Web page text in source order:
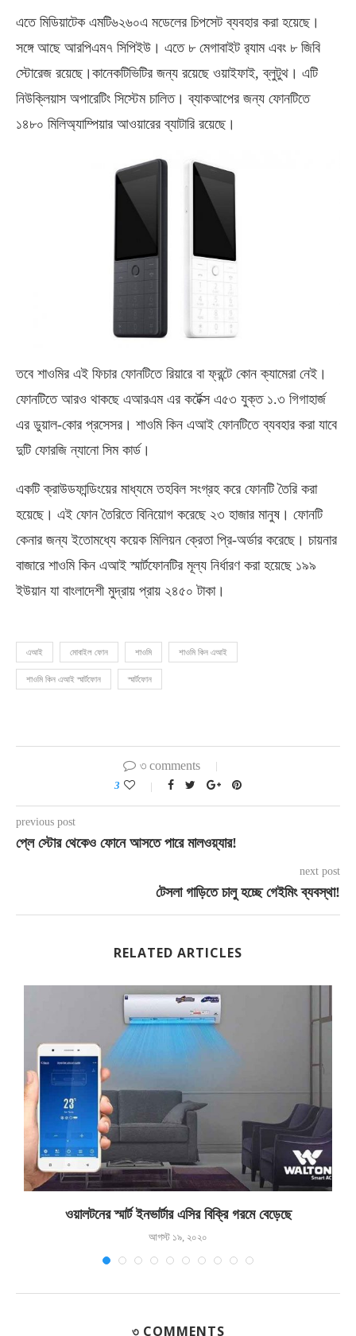
এতে মিডিয়াটেক এমটি৬২৬০এ মডেলের চিপসেট ব্যবহার করা হয়েছে।
সঙ্গে আছে আরপিএম৭ সিপিইউ। এতে ৮ মেগাবাইট র‌্যাম এবং ৮ জিবি
স্টোরেজ রয়েছে।কানেকটিভিটির জন্য রয়েছে ওয়াইফাই, ব্লুটুথ। এটি
নিউক্লিয়াস অপারেটিং সিস্টেম চালিত। ব্যাকআপের জন্য ফোনটিতে
১৪৮০ মিলিঅ্যাম্পিয়ার আওয়ারের ব্যাটারি রয়েছে।
তবে শাওমির এই ফিচার ফোনটিতে রিয়ারে বা ফ্রন্টে কোন ক্যামেরা নেই।
ফোনটিতে আরও থাকছে এআরএম এর কর্টেক্স এ৫৩ যুক্ত ১.৩ গিগাহার্জ
এর ডুয়াল-কোর প্রসেসর। শাওমি কিন এআই ফোনটিতে ব্যবহার করা যাবে
দুটি ফোরজি ন্যানো সিম কার্ড।
একটি ক্রাউডফান্ডিংয়ের মাধ্যমে তহবিল সংগ্রহ করে ফোনটি তৈরি করা
হয়েছে। এই ফোন তৈরিতে বিনিয়োগ করেছে ২৩ হাজার মানুষ। ফোনটি
কেনার জন্য ইতোমধ্যে কয়েক মিলিয়ন ক্রেতা প্রি-অর্ডার করেছে। চায়নার
বাজারে শাওমি কিন এআই স্মার্টফোনটির মূল্য নির্ধারণ করা হয়েছে ১৯৯
ইউয়ান যা বাংলাদেশী মুদ্রায় প্রায় ২৪৫০ টাকা।
এআই মোবাইল ফোন শাওমি শাওমি কিন এআই
শাওমি কিন এআই স্মার্টফোন স্মার্টফোন
৩ comments
3
previous post
প্লে স্টোর থেকেও ফোনে আসতে পারে মালওয়্যার!
next post
টেসলা গাড়িতে চালু হচ্ছে গেইমিং ব্যবস্থা!
RELATED ARTICLES
ওয়ালটনের স্মার্ট ইনভার্টার এসির বিক্রি গরমে বেড়েছে
আগস্ট ১৯, ২০২০
৩ COMMENTS